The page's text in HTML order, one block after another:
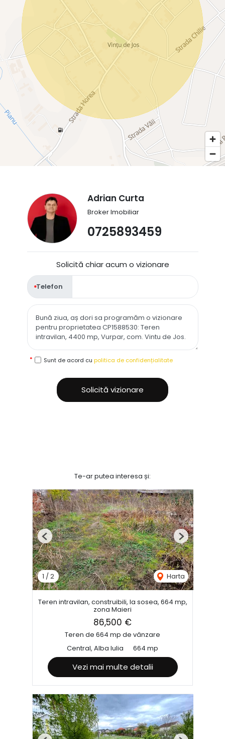
Adrian Curta
Broker Imobiliar
0725893459
Solicită chiar acum o vizionare
Telefon
Sunt de acord cu politica de confidențialitate
Solicită vizionare
Te-ar putea interesa și:
1 / 2 Harta
Previous Next
Teren intravilan, construibili, la sosea, 664 mp,
zona Maieri
86,500 €
Teren de 664 mp de vânzare
Central, Alba Iulia
664 mp
Vezi mai multe detalii